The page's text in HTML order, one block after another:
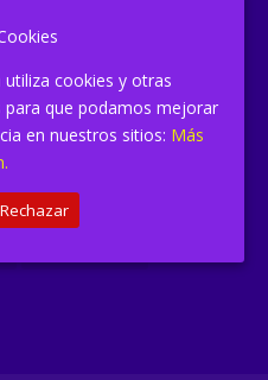
Marta Urbano
Ministro de Justicia
Portavoz
reforma
sisej
utiliza cookies y otras
para que podamos mejorar
en nuestros sitios: Más
Rechazar